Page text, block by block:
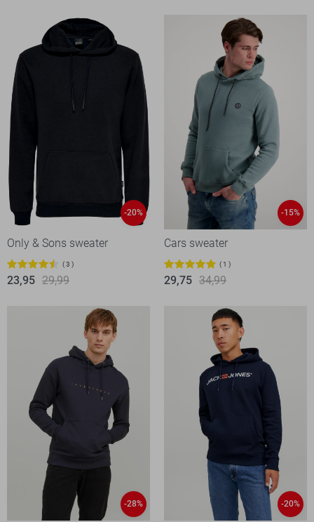
-20%
Only & Sons sweater
3
23,95 29,99
-15%
Cars sweater
1
29,75 34,99
-28% -20%